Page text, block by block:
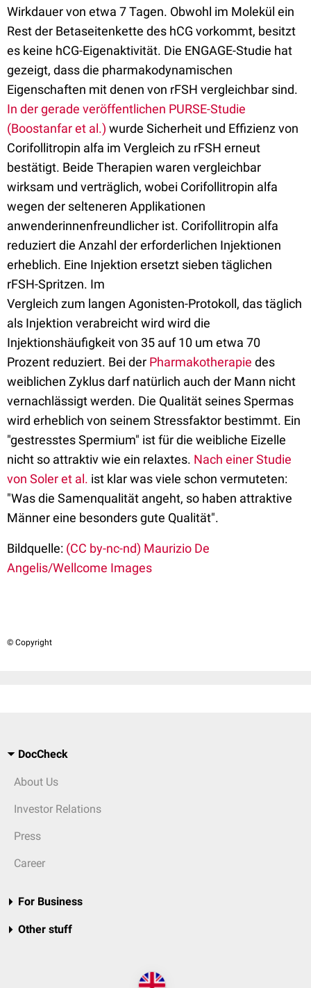
Wirkdauer von etwa 7 Tagen. Obwohl im Molekül ein
Rest der Betaseitenkette des hCG vorkommt, besitzt
es keine hCG-Eigenaktivität. Die ENGAGE-Studie hat
gezeigt, dass die pharmakodynamischen
Eigenschaften mit denen von rFSH vergleichbar sind.
In der gerade veröffentlichen PURSE-Studie
(Boostanfar et al.) wurde Sicherheit und Effizienz von
Corifollitropin alfa im Vergleich zu rFSH erneut
bestätigt. Beide Therapien waren vergleichbar
wirksam und verträglich, wobei Corifollitropin alfa
wegen der selteneren Applikationen
anwenderinnenfreundlicher ist. Corifollitropin alfa
reduziert die Anzahl der erforderlichen Injektionen
erheblich. Eine Injektion ersetzt sieben täglichen
rFSH-Spritzen. Im
Vergleich zum langen Agonisten-Protokoll, das täglich
als Injektion verabreicht wird wird die
Injektionshäufigkeit von 35 auf 10 um etwa 70
Prozent reduziert. Bei der Pharmakotherapie des
weiblichen Zyklus darf natürlich auch der Mann nicht
vernachlässigt werden. Die Qualität seines Spermas
wird erheblich von seinem Stressfaktor bestimmt. Ein
"gestresstes Spermium" ist für die weibliche Eizelle
nicht so attraktiv wie ein relaxtes. Nach einer Studie
von Soler et al. ist klar was viele schon vermuteten:
"Was die Samenqualität angeht, so haben attraktive
Männer eine besonders gute Qualität".
Bildquelle: (CC by-nc-nd) Maurizio De
Angelis/Wellcome Images
© Copyright
DocCheck
About Us
Investor Relations
Press
Career
For Business
Other stuff